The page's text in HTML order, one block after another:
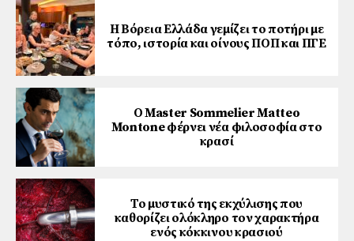
Η Βόρεια Ελλάδα γεμίζει το ποτήρι με
τόπο, ιστορία και οίνους ΠΟΠ και ΠΓΕ
Ο Master Sommelier Matteo
Montone φέρνει νέα φιλοσοφία στο
κρασί
Το μυστικό της εκχύλισης που
καθορίζει ολόκληρο τον χαρακτήρα
ενός κόκκινου κρασιού